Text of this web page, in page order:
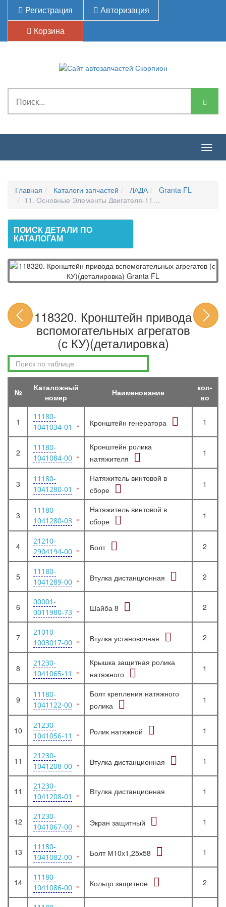
Регистрация
Авторизация
Корзина
Главная Каталоги запчастей ЛАДА
Granta FL
11. Основные Элементы Двигателя-118320. Кронштейн
ПОИСК ДЕТАЛИ ПО
КАТАЛОГАМ
118320. Кронштейн привода
вспомогательных агрегатов
(с КУ)(деталировка)
№
Каталожный
номер
Наименование
кол-
во
1
11180-
1041034-01
Кронштейн генератора 1
2
11180-
1041084-00
Кронштейн ролика
натяжителя
1
3
11180-
1041280-01
Натяжитель винтовой в
сборе
1
3
11180-
1041280-03
Натяжитель винтовой в
сборе
1
4
21210-
2904194-00
Болт 2
5
11180-
1041289-00
Втулка дистанционная 2
6
00001-
0011980-73
Шайба 8 2
7
21010-
1003017-00
Втулка установочная 2
8
21230-
1041065-11
Крышка защитная ролика
натяжного
1
9
11180-
1041122-00
Болт крепления натяжного
ролика
1
10
21230-
1041056-11
Ролик натяжной 1
11
21230-
1041208-00
Втулка дистанционная 1
11
21230-
1041208-01
Втулка дистанционная 1
12
21230-
1041067-00
Экран защитный 1
13
11180-
1041082-00
Болт М10х1,25х58 1
14
11180-
1041086-00
Кольцо защитное 2